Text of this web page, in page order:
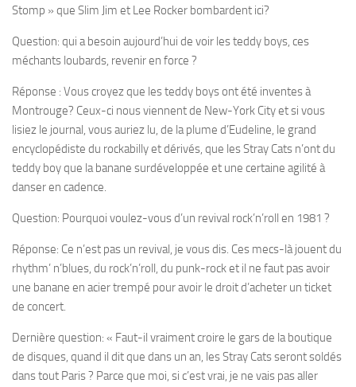
Stomp » que Slim Jim et Lee Rocker bombardent ici?
Question: qui a besoin aujourd’hui de voir les teddy boys, ces
méchants loubards, revenir en force ?
Réponse : Vous croyez que les teddy boys ont été inventes à
Montrouge? Ceux-ci nous viennent de New-York City et si vous
lisiez le journal, vous auriez lu, de la plume d’Eudeline, le grand
encyclopédiste du rockabilly et dérivés, que les Stray Cats n’ont du
teddy boy que la banane surdéveloppée et une certaine agilité à
danser en cadence.
Question: Pourquoi voulez-vous d’un revival rock’n’roll en 1981 ?
Réponse: Ce n’est pas un revival, je vous dis. Ces mecs-là jouent du
rhythm’ n’blues, du rock’n’roll, du punk-rock et il ne faut pas avoir
une banane en acier trempé pour avoir le droit d’acheter un ticket
de concert.
Dernière question: « Faut-il vraiment croire le gars de la boutique
de disques, quand il dit que dans un an, les Stray Cats seront soldés
dans tout Paris ? Parce que moi, si c’est vrai, je ne vais pas aller